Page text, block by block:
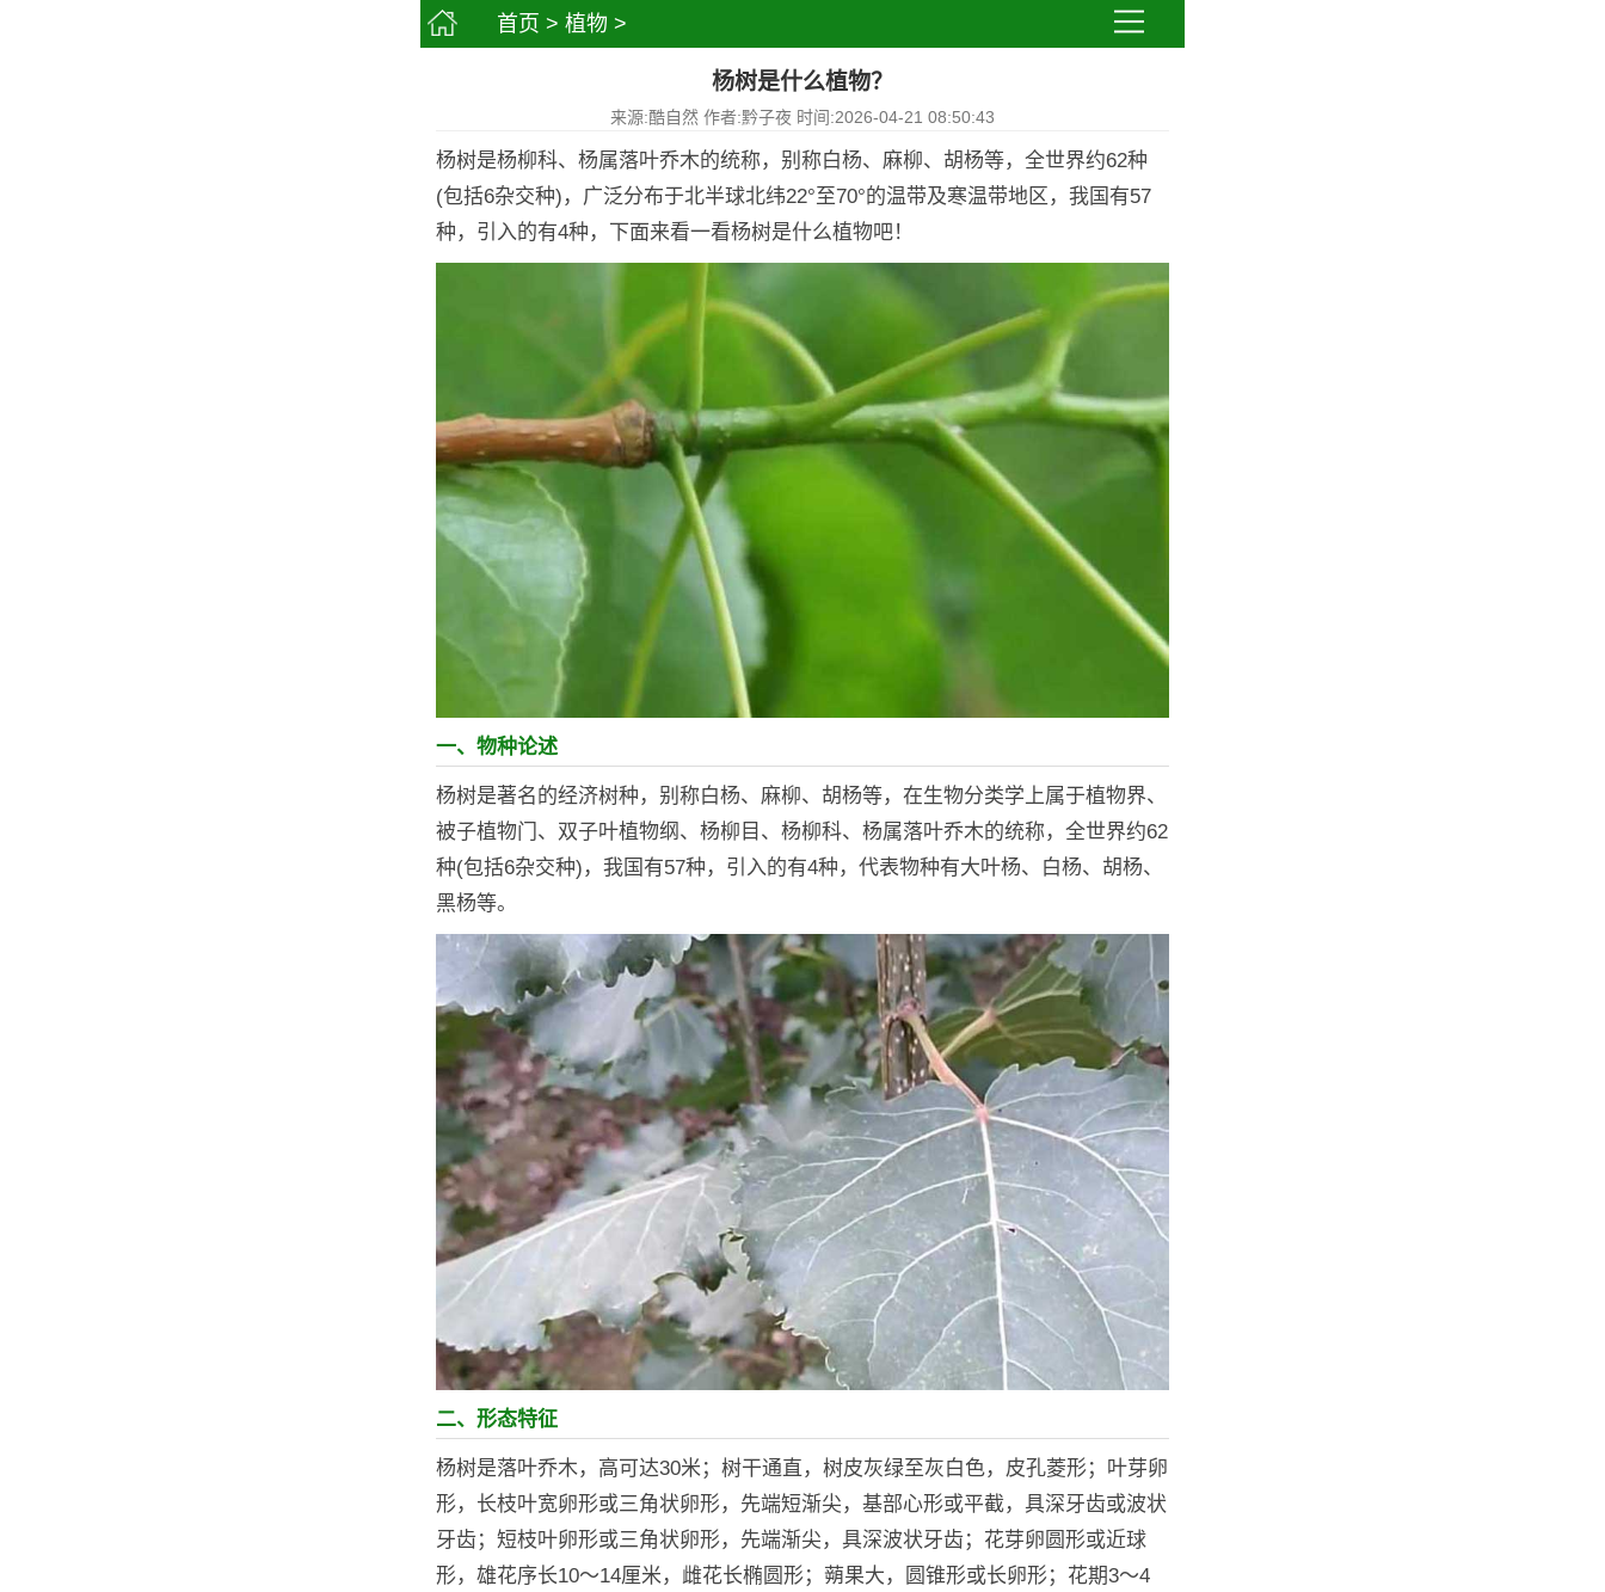
首页 > 植物 >
杨树是什么植物？
来源:酷自然 作者:黔子夜 时间:2026-04-21 08:50:43
杨树是杨柳科、杨属落叶乔木的统称，别称白杨、麻柳、胡杨等，全世界约62种
(包括6杂交种)，广泛分布于北半球北纬22°至70°的温带及寒温带地区，我国有57
种，引入的有4种，下面来看一看杨树是什么植物吧！
一、物种论述
杨树是著名的经济树种，别称白杨、麻柳、胡杨等，在生物分类学上属于植物界、
被子植物门、双子叶植物纲、杨柳目、杨柳科、杨属落叶乔木的统称，全世界约62
种(包括6杂交种)，我国有57种，引入的有4种，代表物种有大叶杨、白杨、胡杨、
黑杨等。
二、形态特征
杨树是落叶乔木，高可达30米；树干通直，树皮灰绿至灰白色，皮孔菱形；叶芽卵
形，长枝叶宽卵形或三角状卵形，先端短渐尖，基部心形或平截，具深牙齿或波状
牙齿；短枝叶卵形或三角状卵形，先端渐尖，具深波状牙齿；花芽卵圆形或近球
形，雄花序长10～14厘米，雌花长椭圆形；蒴果大，圆锥形或长卵形；花期3～4